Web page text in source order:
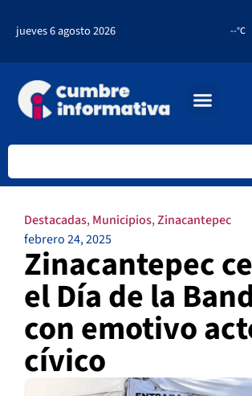
jueves 6 agosto 2026 --°C
Destacadas,Municipios,Zinacantepec
febrero 24, 2025
Zinacantepec
el Día de la
con emotivo
cívico